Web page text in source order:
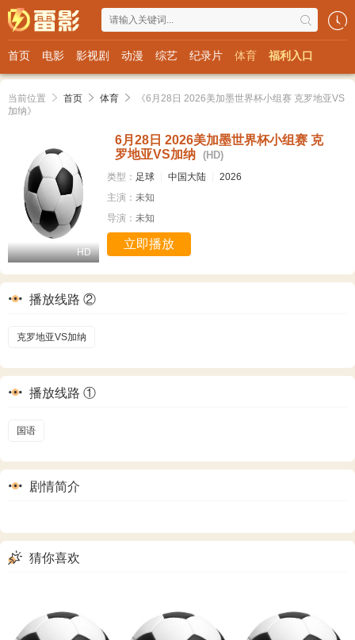
首页 电影 影视剧 动漫 综艺 纪录片 体育 福利入口
当前位置 首页 体育
《6月28日 2026美加墨世界杯小组赛 克罗地亚VS
加纳》
HD
6月28日 2026美加墨世界杯小组赛 克
罗地亚VS加纳 (HD)
类型： 足球 中国大陆
2026
主演： 未知
导演： 未知
立即播放
播放线路 ②
克罗地亚VS加纳
播放线路 ①
国语
剧情简介
猜你喜欢